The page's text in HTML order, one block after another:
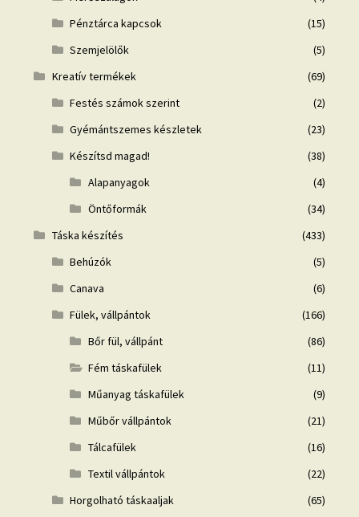
Pénztárca kapcsok
(15)
Szemjelölők
(5)
Kreatív termékek
(69)
Festés számok szerint
(2)
Gyémántszemes készletek
(23)
Készítsd magad!
(38)
Alapanyagok
(4)
Öntőformák
(34)
Táska készítés
(433)
Behúzók
(5)
Canava
(6)
Fülek, vállpántok
(166)
Bőr fül, vállpánt
(86)
Fém táskafülek
(11)
Műanyag táskafülek
(9)
Műbőr vállpántok
(21)
Tálcafülek
(16)
Textil vállpántok
(22)
Horgolható táskaaljak
(65)